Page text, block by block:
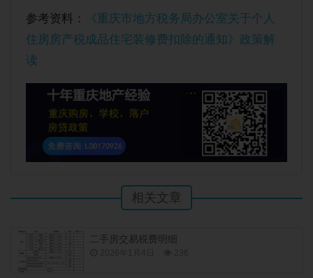
参考资料：
《重庆市地方税务局办公室关于个人
住房房产税成品住宅装修费扣除的通知》政策解
读
相关文章
二手房交易税费明细